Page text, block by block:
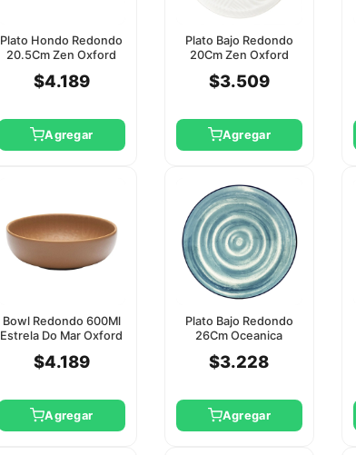
Plato Hondo Redondo
20.5Cm Zen Oxford
$4.189
Agregar
Plato Bajo Redondo
20Cm Zen Oxford
$3.509
Agregar
Bowl Redondo 600Ml
Estrela Do Mar Oxford
$4.189
Agregar
Plato Bajo Redondo
26Cm Oceanica
$3.228
Agregar